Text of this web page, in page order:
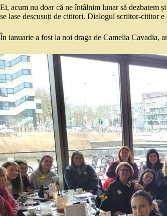
Ei, acum nu doar că ne întâlnim lunar să dezbatem
se lase descusuți de cititori. Dialogul scriitor-cititor
În ianuarie a fost la noi draga de Camelia Cavadia,